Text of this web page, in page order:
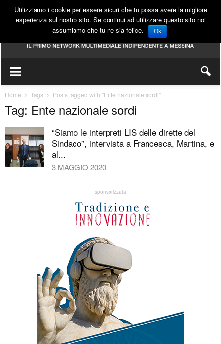
Home Tags Posts tagged with "Ente nazionale sordi"
Tag: Ente nazionale sordi
“Siamo le interpreti LIS delle dirette del
Sindaco”, intervista a Francesca, Martina, e
al...
3 MAGGIO 2020
sponsorizzata
Utilizziamo i cookie per essere sicuri che tu possa avere la migliore
esperienza sul nostro sito. Se continui ad utilizzare questo sito noi
assumiamo che tu ne sia felice.
Ok